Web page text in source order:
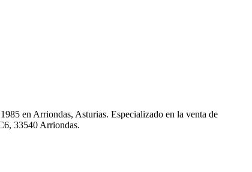
en Arriondas, Asturias. Especializado en la venta de
33540 Arriondas.